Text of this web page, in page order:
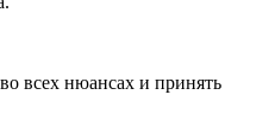
всех нюансах и принять